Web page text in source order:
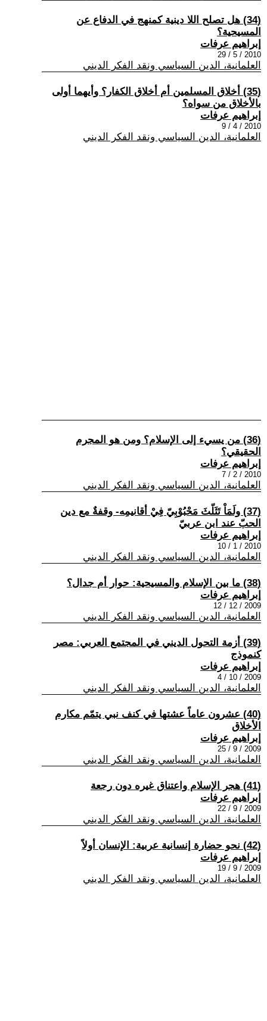
(34) هل تصلح اللا دينية كمنهج في الدفاع عن
المسيحية؟
إبراهيم عرفات
2010 / 5 / 29
العلمانية، الدين السياسي ونقد الفكر الديني
(35) أخلاق المسلمين أم أخلاق الكفار؟ وأيهما أولى
بالأخلاق من سواه؟
إبراهيم عرفات
2010 / 4 / 9
العلمانية، الدين السياسي ونقد الفكر الديني
(36) من يسيء إلى الإسلام؟ ومن هو المجرم
الحقيقي؟
إبراهيم عرفات
2010 / 2 / 7
العلمانية، الدين السياسي ونقد الفكر الديني
(37) ولَمَاْ تَثَلّثَ مَحْبُوْبِيّ فِيْ أقانيمِه- وقفةٌ مع دين
الحبّ عند ابن عربيّ
إبراهيم عرفات
2010 / 1 / 10
العلمانية، الدين السياسي ونقد الفكر الديني
(38) ما بين الإسلام والمسيحية: حوار أم جدال؟
إبراهيم عرفات
2009 / 12 / 12
العلمانية، الدين السياسي ونقد الفكر الديني
(39) أزمة التحول الديني في المجتمع العربي: مصر
كنموذج
إبراهيم عرفات
2009 / 10 / 4
العلمانية، الدين السياسي ونقد الفكر الديني
(40) عشرون عاماً عشتها في كنف نبي يتمّم مكارم
الأخلاق
إبراهيم عرفات
2009 / 9 / 25
العلمانية، الدين السياسي ونقد الفكر الديني
(41) هجر الإسلام واعتناق غيره دون رجعة
إبراهيم عرفات
2009 / 9 / 22
العلمانية، الدين السياسي ونقد الفكر الديني
(42) نحو حضارة إنسانية عربية: الإنسان أولاً
إبراهيم عرفات
2009 / 9 / 19
العلمانية، الدين السياسي ونقد الفكر الديني